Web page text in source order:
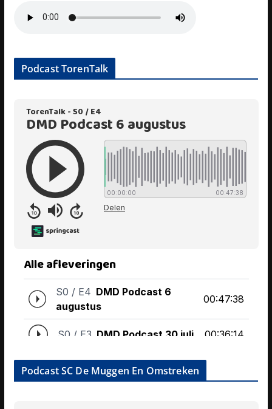
Podcast TorenTalk
Podcast SC De Muggen En Omstreken